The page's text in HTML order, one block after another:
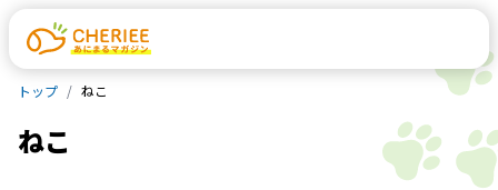
トップ ねこ
ねこ